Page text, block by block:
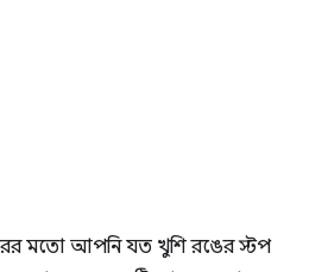
মতো আপনি যত খুশি রঙের স্টপ